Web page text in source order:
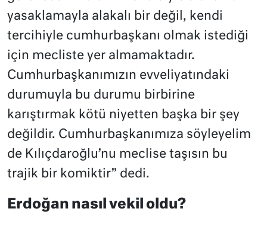
yasaklamayla alakalı bir değil, kendi
tercihiyle cumhurbaşkanı olmak istediği
için mecliste yer almamaktadır.
Cumhurbaşkanımızın evveliyatındaki
durumuyla bu durumu birbirine
karıştırmak kötü niyetten başka bir şey
değildir. Cumhurbaşkanımıza söyleyelim
de Kılıçdaroğlu’nu meclise taşısın bu
trajik bir komiktir” dedi.
Erdoğan nasıl vekil oldu?